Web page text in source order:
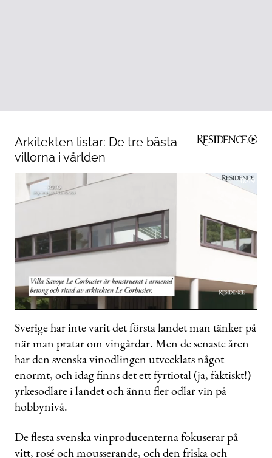
Arkitekten listar: De tre bästa
villorna i världen
0:49
0
seconds
of
48
Sverige har inte varit det första landet man tänker på
när man pratar om vingårdar. Men de senaste åren
har den svenska vinodlingen utvecklats något
enormt, och idag finns det ett fyrtiotal (ja, faktiskt!)
yrkesodlare i landet och ännu fler odlar vin på
hobbynivå.
De flesta svenska vinproducenterna fokuserar på
vitt, rosé och mousserande, och den friska och